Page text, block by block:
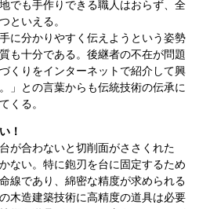
でも手作りできる職人はおらず、全
といえる。
に分かりやすく伝えようという姿勢
も十分である。後継者の不在が問題
くりをインターネットで紹介して興
」との言葉からも伝統技術の伝承に
くる。
！
が合わないと切削面がささくれた
ない。特に鉋刃を台に固定するため
線であり、綿密な精度が求められる
木造建築技術に高精度の道具は必要